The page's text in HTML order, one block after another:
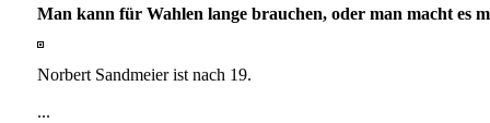
Man kann für Wahlen lange brauchen, oder man macht es
Norbert Sandmeier ist nach 19.
...